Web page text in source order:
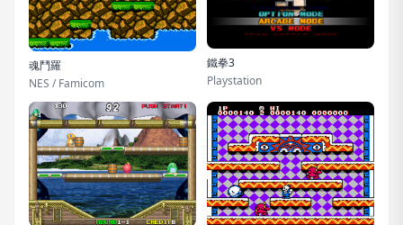
魂鬥羅
NES / Famicom
鐵拳3
Playstation